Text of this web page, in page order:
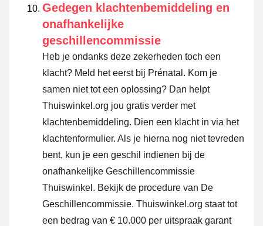
Gedegen klachtenbemiddeling en
onafhankelijke
geschillencommissie
Heb je ondanks deze zekerheden toch een
klacht? Meld het eerst bij Prénatal. Kom je
samen niet tot een oplossing? Dan helpt
Thuiswinkel.org jou gratis verder met
klachtenbemiddeling. Dien een klacht in via het
klachtenformulier. Als je hierna nog niet tevreden
bent, kun je een geschil indienen bij de
onafhankelijke Geschillencommissie
Thuiswinkel. Bekijk de procedure van De
Geschillencommissie. Thuiswinkel.org staat tot
een bedrag van € 10.000 per uitspraak garant